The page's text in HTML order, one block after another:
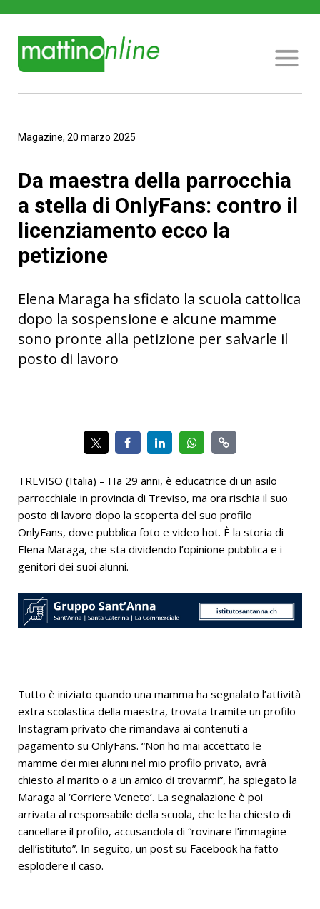
Magazine, 20 marzo 2025
Da maestra della parrocchia
a stella di OnlyFans: contro il
licenziamento ecco la
petizione
Elena Maraga ha sfidato la scuola cattolica
dopo la sospensione e alcune mamme
sono pronte alla petizione per salvarle il
posto di lavoro
TREVISO (Italia) – Ha 29 anni, è educatrice di un asilo
parrocchiale in provincia di Treviso, ma ora rischia il suo
posto di lavoro dopo la scoperta del suo profilo
OnlyFans, dove pubblica foto e video hot. È la storia di
Elena Maraga, che sta dividendo l’opinione pubblica e i
genitori dei suoi alunni.
Tutto è iniziato quando una mamma ha segnalato l’attività
extra scolastica della maestra, trovata tramite un profilo
Instagram privato che rimandava ai contenuti a
pagamento su OnlyFans. “Non ho mai accettato le
mamme dei miei alunni nel mio profilo privato, avrà
chiesto al marito o a un amico di trovarmi”, ha spiegato la
Maraga al ‘Corriere Veneto’. La segnalazione è poi
arrivata al responsabile della scuola, che le ha chiesto di
cancellare il profilo, accusandola di “rovinare l’immagine
dell’istituto”. In seguito, un post su Facebook ha fatto
esplodere il caso.